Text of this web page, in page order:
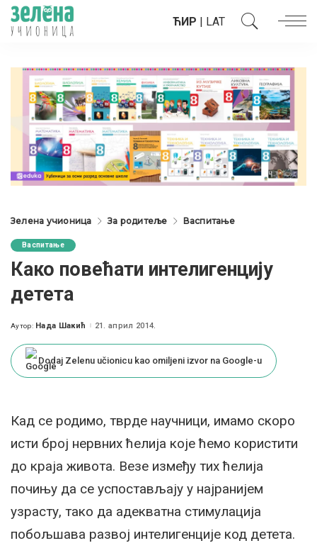
ЋИР | LAT
Зелена учионица За родитеље Васпитање
Васпитање
Како повећати интелигенцију
детета
Posted
Аутор: Нада Шакић 21. април 2014.
Dodaj Zelenu učionicu kao omiljeni izvor na Google-u
Кад се родимо, тврде научници, имамо скоро
исти број нервних ћелија које ћемо користити
до краја живота. Везе између тих ћелија
почињу да се успостављају у најранијем
узрасту, тако да адекватна стимулација
побољшава развој интелигенције код детета.